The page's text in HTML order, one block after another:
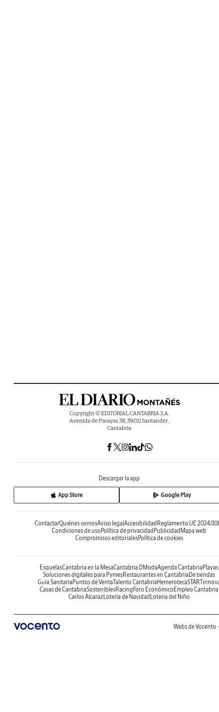
Copyright © EDITORIAL CANTABRIA S.A.
Avenida de Parayas 38, 39011 Santander ,
Cantabria
Descargar la app
App Store Google Play
ContactarQuiénes somosAviso legalAccesibilidadReglamento UE 2024/
Condiciones de usoPolítica de privacidadPublicidadMapa web
Compromisos editorialesPolítica de cookies
EsquelasCantabria en la MesaCantabria DModaAgenda CantabriaPlayas
Soluciones digitales para PymesRestaurantes en CantabriaDe tiendas
Guía SanitariaPuntos de VentaTalento CantabriaHemeroteca
Casas de CantabriaSosteniblesRacingForo EconómicoEmpleo Cantabria
Carlos AlcarazLotería de NavidadLotería del Niño
Webs de Vocento